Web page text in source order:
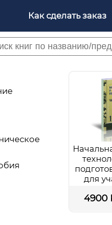
Как сделать заказ
для
4900